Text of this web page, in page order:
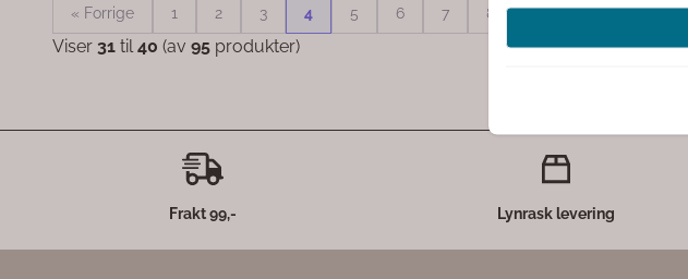
« Forrige 1 2 3 4 5 6 7 8 9 10 Neste »
Viser 31 til40 (av 95 produkter)
Frakt 99,- Lynrask levering